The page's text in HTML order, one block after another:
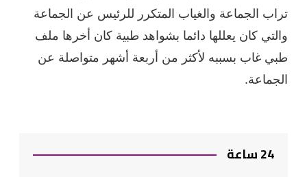
تراب الجماعة والغياب المتكرر للرئيس عن الجماعة
والتي كان يعللها دائما بشواهد طبية كان أخرها ملف
طبي غاب بسببه لأكثر من أربعة أشهر متواصلة عن
الجماعة.
24 ساعة